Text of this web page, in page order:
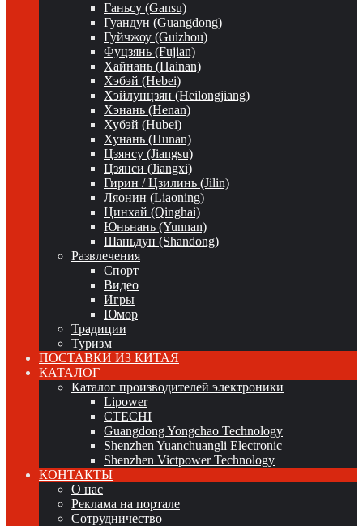
Ганьсу (Gansu)
Гуандун (Guangdong)
Гуйчжоу (Guizhou)
Фуцзянь (Fujian)
Хайнань (Hainan)
Хэбэй (Hebei)
Хэйлунцзян (Heilongjiang)
Хэнань (Henan)
Хубэй (Hubei)
Хунань (Hunan)
Цзянсу (Jiangsu)
Цзянси (Jiangxi)
Гирин / Цзилинь (Jilin)
Ляонин (Liaoning)
Цинхай (Qinghai)
Юньнань (Yunnan)
Шаньдун (Shandong)
Развлечения
Спорт
Видео
Игры
Юмор
Традиции
Туризм
ПОСТАВКИ ИЗ КИТАЯ
КАТАЛОГ
Каталог производителей электроники
Lipower
CTECHI
Guangdong Yongchao Technology
Shenzhen Yuanchuangli Electronic
Shenzhen Victpower Technology
КОНТАКТЫ
О нас
Реклама на портале
Сотрудничество